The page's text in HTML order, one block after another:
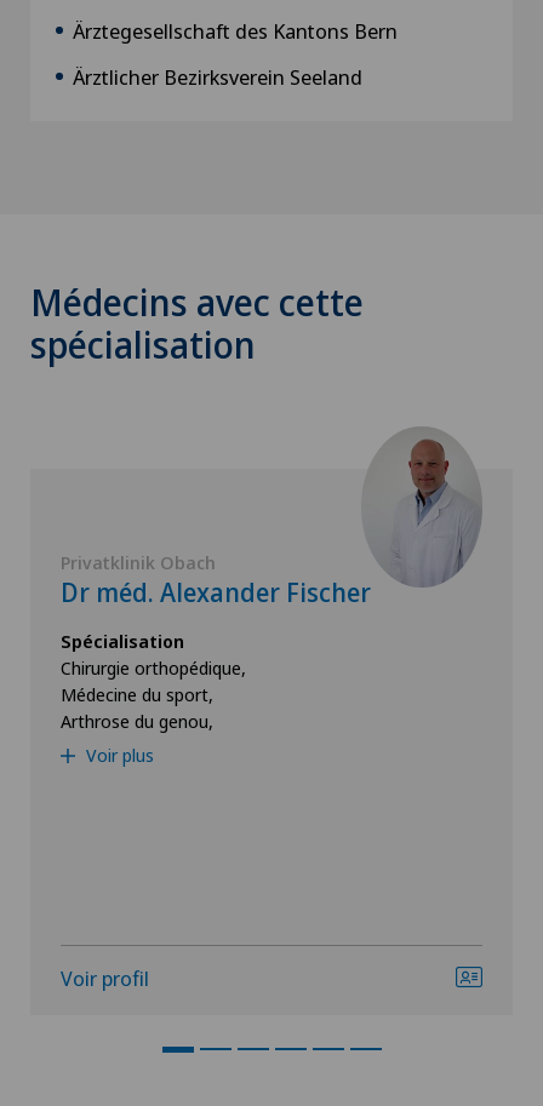
Ärztegesellschaft des Kantons Bern
Ärztlicher Bezirksverein Seeland
Médecins avec cette
spécialisation
Privatklinik Obach
Dr méd. Alexander Fischer
Spécialisation
Chirurgie orthopédique,
Médecine du sport,
Arthrose du genou,
Voir plus
Voir profil